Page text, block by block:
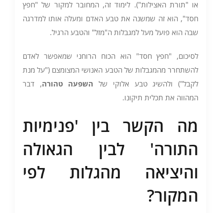
או "תורת האצילות"). לימוד זה, המחובר למקור של "חפץ
חסד", הוא זה שמשנה את טבע האדם ומעלה אותו למדרגה
שבה הוא פועל מעל למגבלות ה"מזל" והטבע הרגיל.
לסיכום, "חפץ חסד" הוא הכוח הרוחני שמאפשר לאדם
להשתחרר מהמגבלות של הטבע האנושי המצומצם ("על מנת
לקבל") ולהשיג טבע אלוקי של השפעה טהורה, דבר
המהווה את תכלית תיקונו.
מה הקשר בין 'פנימיות
התורה' לבין הגאולה
והיציאה מהגלות לפי
המקור?